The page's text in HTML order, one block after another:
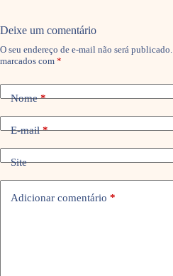
Deixe um comentário
O seu endereço de e-mail não será publicado.
marcados com *
Nome*
E-mail*
Site
Adicionar comentário *